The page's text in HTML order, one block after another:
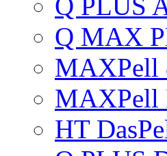
Q PLUS
Q MAX
MAXPell
MAXPell
HT